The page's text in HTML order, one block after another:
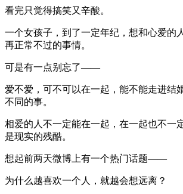
看完只觉得搞笑又辛酸。
一个女孩子，到了一定年纪，想和心爱的
再正常不过的事情。
可是有一点别忘了——
爱不爱，可不可以在一起，能不能走进结
不同的事。
相爱的人不一定能在一起，在一起也不一
是现实的残酷。
想起前两天微博上有一个热门话题——
为什么越喜欢一个人，就越会想远离？